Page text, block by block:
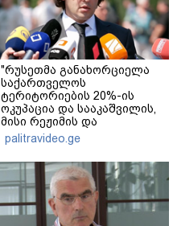
"რუსეთმა განახორციელა
საქართველოს
ტერიტორიების 20%-ის
ოკუპაცია და სააკაშვილის,
მისი რეჟიმის და
"ნაცმოძრაობის" ღალატი
ვერანაირად ვერ
გადაფარავს ამ
დანაშაულს" - ირაკლი
კობახიძე
palitravideo.ge